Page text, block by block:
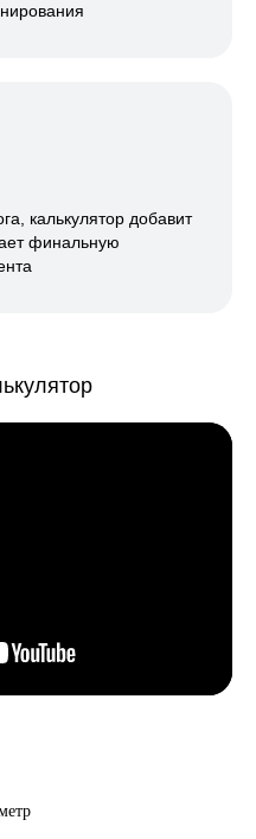
калькулятор добавит
финальную